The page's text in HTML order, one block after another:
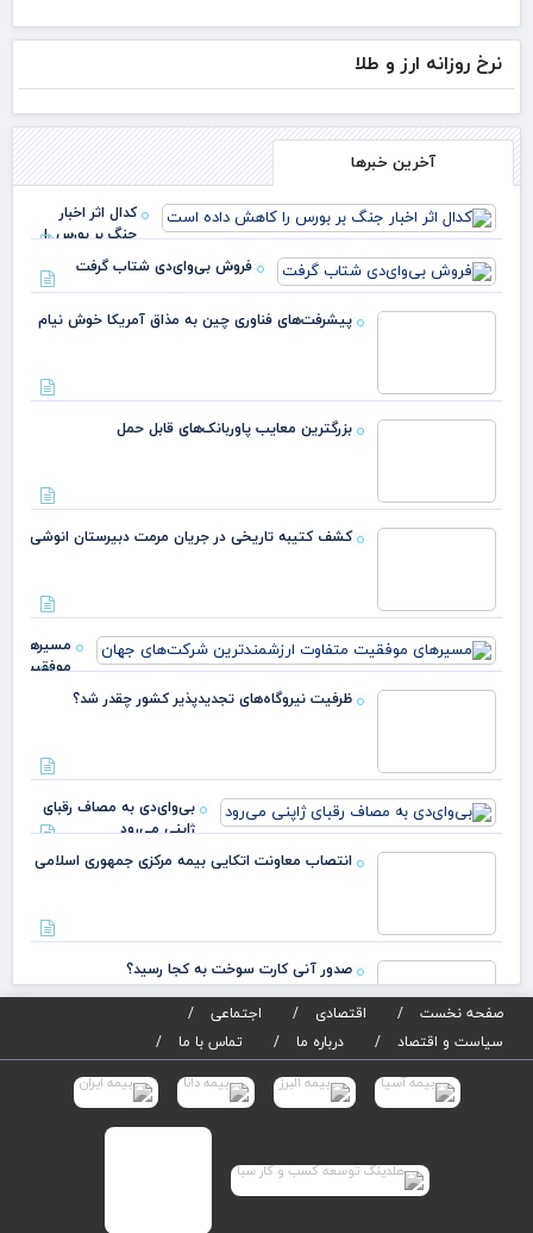
نرخ روزانه ارز و طلا
آخرین خبرها
کدال اثر اخبار
جنگ بر بورس را
کاهش داده است
فروش بی‌وای‌دی شتاب گرفت
پیشرفت‌های فناوری چین به مذاق آمریکا خوش نیام
بزرگترین معایب پاوربانک‌های قابل حمل
کشف کتیبه تاریخی در جریان مرمت دبیرستان انوشی
مسیرهای
موفقیت
ظرفیت نیروگاه‌های تجدیدپذیر کشور چقدر شد؟
بی‌وای‌دی به مصاف رقبای
ژاپنی می‌رود
انتصاب معاونت اتکایی بیمه مرکزی جمهوری اسلامی
صدور آنی کارت سوخت به کجا رسید؟
صفحه نخست
اقتصادی
اجتماعی
سیاست و اقتصاد
درباره ما تماس با ما